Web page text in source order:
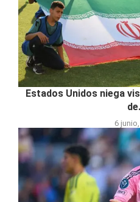
Estados Unidos niega
6